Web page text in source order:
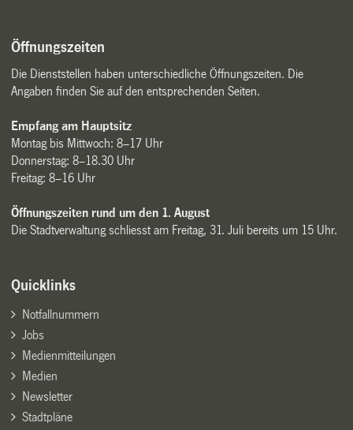
Öffnungszeiten
Die Dienststellen haben unterschiedliche Öffnungszeiten. Die
Angaben finden Sie auf den entsprechenden Seiten.
Empfang am Hauptsitz
Montag bis Mittwoch: 8–17 Uhr
Donnerstag: 8–18.30 Uhr
Freitag: 8–16 Uhr
Öffnungszeiten rund um den 1. August
Die Stadtverwaltung schliesst am Freitag, 31. Juli bereits um 15 Uhr.
Quicklinks
Notfallnummern
Jobs
Medienmitteilungen
Medien
Newsletter
Stadtpläne